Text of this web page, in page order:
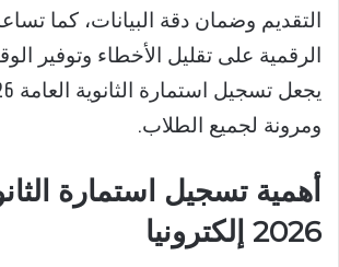
التقديم وضمان دقة البيانات، كما
الرقمية على تقليل الأخطاء وتوفير
ومرونة لجميع الطلاب.
أهمية تسجيل استمارة
2026 إلكترونيا